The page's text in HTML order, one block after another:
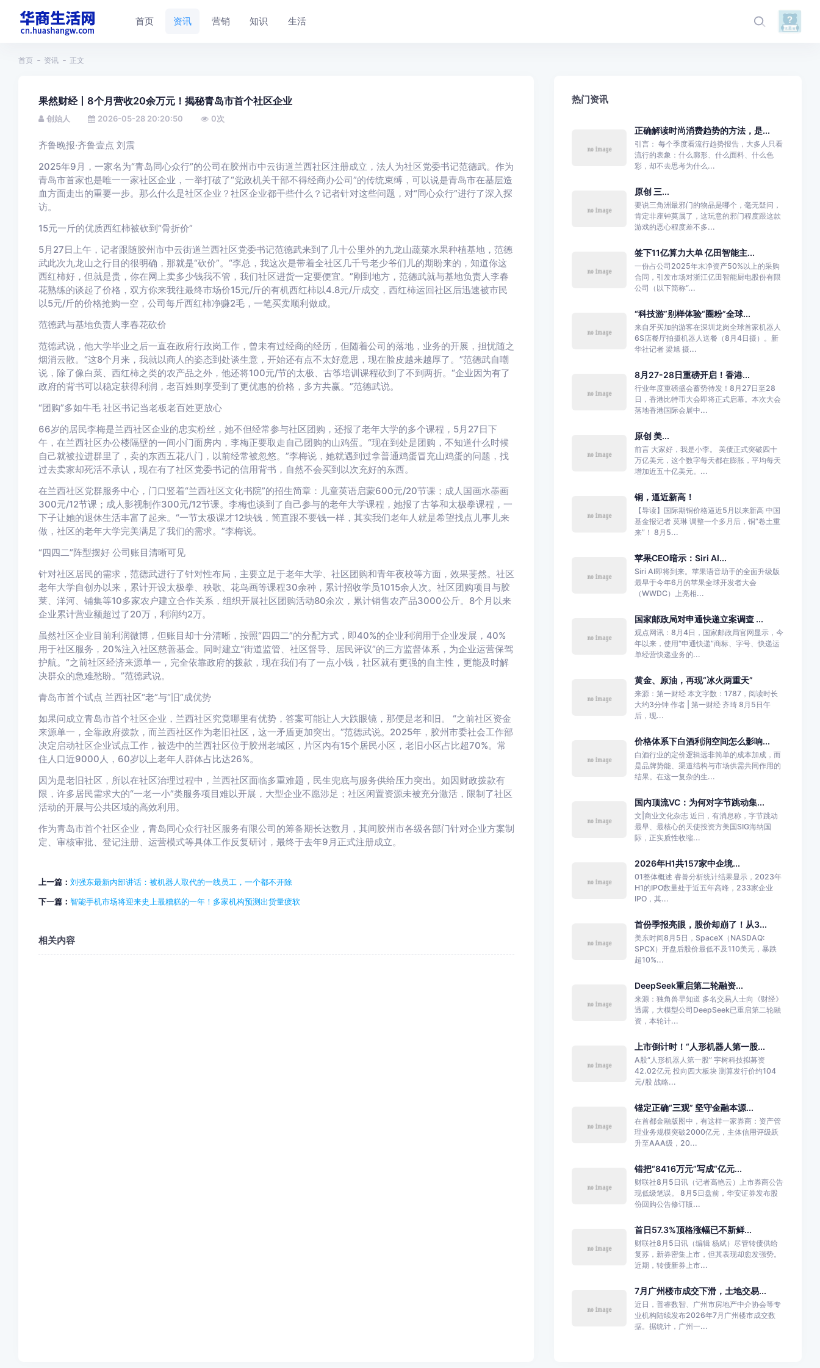
首页 资讯 营销 知识 生活
首页 资讯 正文
果然财经丨8个月营收20余万元！揭秘青岛市首个社区企业
创始人 2026-05-28 20:20:50 0次
齐鲁晚报·齐鲁壹点 刘震
2025年9月，一家名为“青岛同心众行”的公司在胶州市中云街道兰西社区注册成立，法人为社区党委书记范德武。作为
青岛市首家也是唯一一家社区企业，一举打破了“党政机关干部不得经商办公司”的传统束缚，可以说是青岛市在基层造
血方面走出的重要一步。那么什么是社区企业？社区企业都干些什么？记者针对这些问题，对“同心众行”进行了深入探
访。
15元一斤的优质西红柿被砍到“骨折价”
5月27日上午，记者跟随胶州市中云街道兰西社区党委书记范德武来到了几十公里外的九龙山蔬菜水果种植基地，范德
武此次九龙山之行目的很明确，那就是“砍价”。“李总，我这次是带着全社区几千号老少爷们儿的期盼来的，知道你这
西红柿好，但就是贵，你在网上卖多少钱我不管，我们社区进货一定要便宜。”刚到地方，范德武就与基地负责人李春
花熟练的谈起了价格，双方你来我往最终市场价15元/斤的有机西红柿以4.8元/斤成交，西红柿运回社区后迅速被市民
以5元/斤的价格抢购一空，公司每斤西红柿净赚2毛，一笔买卖顺利做成。
范德武与基地负责人李春花砍价
范德武说，他大学毕业之后一直在政府行政岗工作，曾未有过经商的经历，但随着公司的落地，业务的开展，担忧随之
烟消云散。“这8个月来，我就以商人的姿态到处谈生意，开始还有点不太好意思，现在脸皮越来越厚了。”范德武自嘲
说，除了像白菜、西红柿之类的农产品之外，他还将100元/节的太极、古筝培训课程砍到了不到两折。“企业因为有了
政府的背书可以稳定获得利润，老百姓则享受到了更优惠的价格，多方共赢。”范德武说。
“团购”多如牛毛 社区书记当老板老百姓更放心
66岁的居民李梅是兰西社区企业的忠实粉丝，她不但经常参与社区团购，还报了老年大学的多个课程，5月27日下
午，在兰西社区办公楼隔壁的一间小门面房内，李梅正要取走自己团购的山鸡蛋。“现在到处是团购，不知道什么时候
自己就被拉进群里了，卖的东西五花八门，以前经常被忽悠。”李梅说，她就遇到过拿普通鸡蛋冒充山鸡蛋的问题，找
过去卖家却死活不承认，现在有了社区党委书记的信用背书，自然不会买到以次充好的东西。
在兰西社区党群服务中心，门口竖着“兰西社区文化书院”的招生简章：儿童英语启蒙600元/20节课；成人国画水墨画
300元/12节课；成人影视制作300元/12节课。李梅也谈到了自己参与的老年大学课程，她报了古筝和太极拳课程，一
下子让她的退休生活丰富了起来。“一节太极课才12块钱，简直跟不要钱一样，其实我们老年人就是希望找点儿事儿来
做，社区的老年大学完美满足了我们的需求。”李梅说。
“四四二”阵型摆好 公司账目清晰可见
针对社区居民的需求，范德武进行了针对性布局，主要立足于老年大学、社区团购和青年夜校等方面，效果斐然。社区
老年大学自创办以来，累计开设太极拳、秧歌、花鸟画等课程30余种，累计招收学员1015余人次。社区团购项目与胶
莱、洋河、铺集等10多家农户建立合作关系，组织开展社区团购活动80余次，累计销售农产品3000公斤。8个月以来
企业累计营业额超过了20万，利润约2万。
虽然社区企业目前利润微博，但账目却十分清晰，按照“四四二”的分配方式，即40%的企业利润用于企业发展，40%
用于社区服务，20%注入社区慈善基金。同时建立“街道监管、社区督导、居民评议”的三方监督体系，为企业运营保驾
护航。“之前社区经济来源单一，完全依靠政府的拨款，现在我们有了一点小钱，社区就有更强的自主性，更能及时解
决群众的急难愁盼。”范德武说。
青岛市首个试点 兰西社区“老”与“旧”成优势
如果问成立青岛市首个社区企业，兰西社区究竟哪里有优势，答案可能让人大跌眼镜，那便是老和旧。 “之前社区资金
来源单一，全靠政府拨款，而兰西社区作为老旧社区，这一矛盾更加突出。”范德武说。2025年，胶州市委社会工作部
决定启动社区企业试点工作，被选中的兰西社区位于胶州老城区，片区内有15个居民小区，老旧小区占比超70%。常
住人口近9000人，60岁以上老年人群体占比达26%。
因为是老旧社区，所以在社区治理过程中，兰西社区面临多重难题，民生兜底与服务供给压力突出。如因财政拨款有
限，许多居民需求大的“一老一小”类服务项目难以开展，大型企业不愿涉足；社区闲置资源未被充分激活，限制了社区
活动的开展与公共区域的高效利用。
作为青岛市首个社区企业，青岛同心众行社区服务有限公司的筹备期长达数月，其间胶州市各级各部门针对企业方案制
定、审核审批、登记注册、运营模式等具体工作反复研讨，最终于去年9月正式注册成立。
上一篇： 刘强东最新内部讲话：被机器人取代的一线员工，一个都不开除
下一篇： 智能手机市场将迎来史上最糟糕的一年！多家机构预测出货量疲软
相关内容
热门资讯
正确解读时尚消费趋势的方法，是...
引言： 每个季度看流行趋势报告，大多人只看
流行的表象：什么廓形、什么面料、什么色
彩，却不去思考为什么...
原创 三...
要说三角洲最邪门的物品是哪个，毫无疑问，
肯定非座钟莫属了，这玩意的邪门程度跟这款
游戏的恶心程度差不多...
签下11亿算力大单 亿田智能主...
一份占公司2025年末净资产50%以上的采购
合同，引发市场对浙江亿田智能厨电股份有限
公司（以下简称“...
“科技游”别样体验“圈粉”全球...
来自牙买加的游客在深圳龙岗全球首家机器人
6S店餐厅拍摄机器人送餐（8月4日摄）。新
华社记者 梁旭 摄...
8月27-28日重磅开启！香港...
行业年度重磅盛会蓄势待发！8月27日至28
日，香港比特币大会即将正式启幕。本次大会
落地香港国际会展中...
原创 美...
前言 大家好，我是小李。 美债正式突破四十
万亿美元，这个数字每天都在膨胀，平均每天
增加近五十亿美元。...
铜，逼近新高！
【导读】国际期铜价格逼近5月以来新高 中国
基金报记者 莫琳 调整一个多月后，铜“卷土重
来”！ 8月5...
苹果CEO暗示：Siri AI...
Siri AI即将到来。苹果语音助手的全面升级版
最早于今年6月的苹果全球开发者大会
（WWDC）上亮相...
国家邮政局对申通快递立案调查 ...
观点网讯：8月4日，国家邮政局官网显示，今
年以来，使用“申通快递”商标、字号、快递运
单经营快递业务的...
黄金、原油，再现“冰火两重天”
来源：第一财经 本文字数：1787，阅读时长
大约3分钟 作者 | 第一财经 齐琦 8月5日午
后，现...
价格体系下白酒利润空间怎么影响...
白酒行业的定价逻辑远非简单的成本加成，而
是品牌势能、渠道结构与市场供需共同作用的
结果。在这一复杂的生...
国内顶流VC：为何对字节跳动集...
文|商业文化杂志 近日，有消息称，字节跳动
最早、最核心的天使投资方美国SIG海纳国
际，正实质性收缩...
2026年H1共157家中企境...
01整体概述 睿兽分析统计结果显示，2023年
H1的IPO数量处于近五年高峰，233家企业
IPO，其...
首份季报亮眼，股价却崩了！从3...
美东时间8月5日，SpaceX（NASDAQ:
SPCX）开盘后股价最低不及110美元，暴跌
超10%...
DeepSeek重启第二轮融资...
来源：独角兽早知道 多名交易人士向《财经》
透露，大模型公司DeepSeek已重启第二轮融
资，本轮计...
上市倒计时！“人形机器人第一股...
A股“人形机器人第一股” 宇树科技拟募资
42.02亿元 投向四大板块 测算发行价约104
元/股 战略...
锚定正确“三观” 坚守金融本源...
在首都金融版图中，有这样一家券商：资产管
理业务规模突破2000亿元，主体信用评级跃
升至AAA级，20...
错把“8416万元”写成“亿元...
财联社8月5日讯（记者高艳云）上市券商公告
现低级笔误。 8月5日盘前，华安证券发布股
份回购公告修订版...
首日57.3%顶格涨幅已不新鲜...
财联社8月5日讯（编辑 杨斌）尽管转债供给
复苏，新券密集上市，但其表现却愈发强势。
近期，转债新券上市...
7月广州楼市成交下滑，土地交易...
近日，普睿数智、广州市房地产中介协会等专
业机构陆续发布2026年7月广州楼市成交数
据。据统计，广州一...